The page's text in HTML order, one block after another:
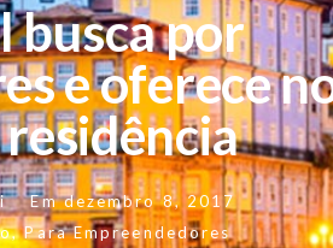
busca por
e oferece
Em dezembro 8, 2017
,Para Empreendedores